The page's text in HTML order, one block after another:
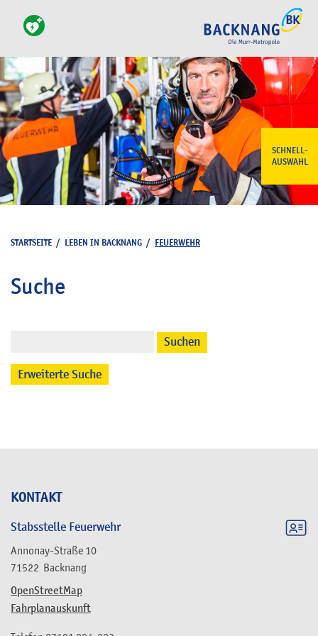
SCHNELL-
AUSWAHL
KONTAKT
Stabsstelle Feuerwehr
Annonay-Straße 10
71522 Backnang
OpenStreetMap
Fahrplanauskunft
STARTSEITE / LEBEN IN BACKNANG / FEUERWEHR
Suche
Suchen
Erweiterte Suche